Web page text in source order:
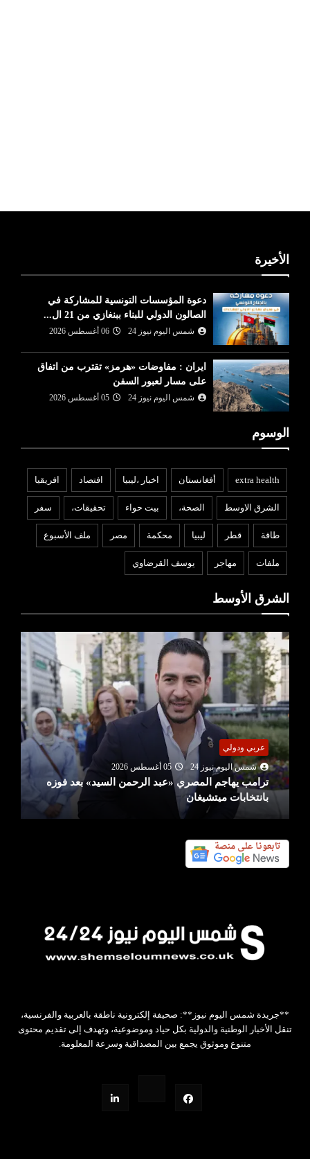
الأخيرة
دعوة المؤسسات التونسية للمشاركة في
الصالون الدولي للبناء ببنغازي من 21 ال...
شمس اليوم نيوز 24 06 أغسطس 2026
ايران : مفاوضات «هرمز» تقترب من اتفاق
على مسار لعبور السفن
شمس اليوم نيوز 24 05 أغسطس 2026
الوسوم
extra health أفغانستان اخبار ،ليبيا افتصاد افريقيا
الشرق الاوسط الصحة، بيت حواء تحقيقات، سفر
طاقة قطر ليبيا محكمة مصر ملف الأسبوع
ملفات مهاجر يوسف القرضاوي
الشرق الأوسط
عربي ودولي
شمس اليوم نيوز 24
05 أغسطس 2026
ترامب يهاجم المصري «عبد الرحمن السيد» بعد فوزه
بانتخابات ميتشيغان
**جريدة شمس اليوم نيوز**: صحيفة إلكترونية ناطقة بالعربية والفرنسية،
تنقل الأخبار الوطنية والدولية بكل حياد وموضوعية، وتهدف إلى تقديم محتوى
متنوع وموثوق يجمع بين المصداقية وسرعة المعلومة.